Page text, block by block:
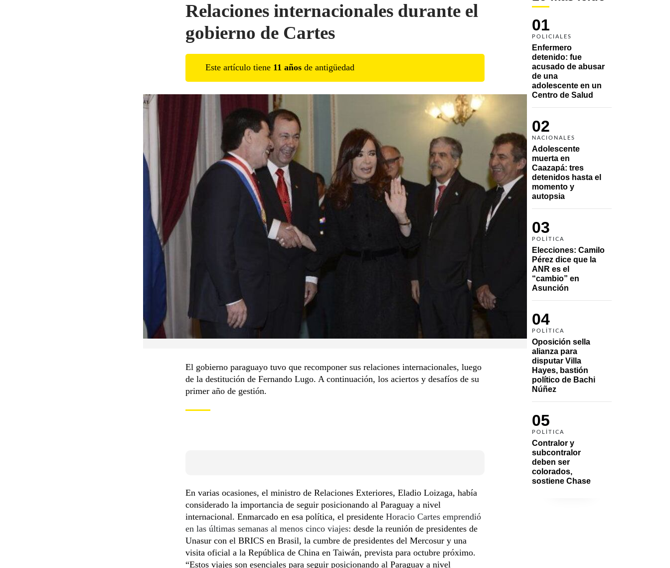
01
POLICIALES
Enfermero
detenido: fue
acusado de abusar
de una
adolescente en un
Centro de Salud
02
NACIONALES
Adolescente
muerta en
Caazapá: tres
detenidos hasta el
momento y
autopsia
03
POLÍTICA
Elecciones: Camilo
Pérez dice que la
ANR es el
“cambio” en
Asunción
04
POLÍTICA
Oposición sella
alianza para
disputar Villa
Hayes, bastión
político de Bachi
Núñez
05
POLÍTICA
Contralor y
subcontralor
deben ser
colorados,
sostiene Chase
Relaciones internacionales durante el
gobierno de Cartes
Este artículo tiene 11 años de antigüedad
El gobierno paraguayo tuvo que recomponer sus relaciones internacionales, luego
de la destitución de Fernando Lugo. A continuación, los aciertos y desafíos de su
primer año de gestión.
En varias ocasiones, el ministro de Relaciones Exteriores, Eladio Loizaga, había
considerado la importancia de seguir posicionando al Paraguay a nivel
internacional. Enmarcado en esa política, el presidente Horacio Cartes emprendió
en las últimas semanas al menos cinco viajes: desde la reunión de presidentes de
Unasur con el BRICS en Brasil, la cumbre de presidentes del Mercosur y una
visita oficial a la República de China en Taiwán, prevista para octubre próximo.
“Estos viajes son esenciales para seguir posicionando al Paraguay a nivel